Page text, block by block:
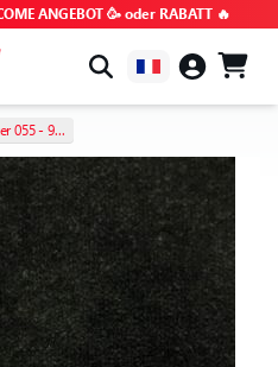
ANGEBOT 🥳 oder RABATT 🔥
055 - 9...